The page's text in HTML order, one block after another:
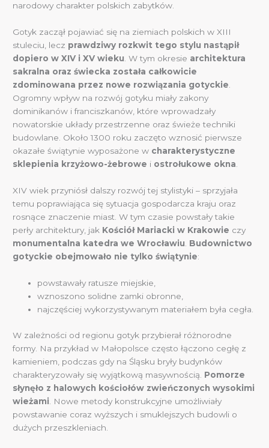
narodowy charakter polskich zabytków.
Gotyk zaczął pojawiać się na ziemiach polskich w XIII
stuleciu, lecz prawdziwy rozkwit tego stylu nastąpił
dopiero w XIV i XV wieku. W tym okresie architektura
sakralna oraz świecka została całkowicie
zdominowana przez nowe rozwiązania gotyckie.
Ogromny wpływ na rozwój gotyku miały zakony
dominikanów i franciszkanów, które wprowadzały
nowatorskie układy przestrzenne oraz świeże techniki
budowlane. Około 1300 roku zaczęto wznosić pierwsze
okazałe świątynie wyposażone w charakterystyczne
sklepienia krzyżowo-żebrowe i ostrołukowe okna.
XIV wiek przyniósł dalszy rozwój tej stylistyki – sprzyjała
temu poprawiająca się sytuacja gospodarcza kraju oraz
rosnące znaczenie miast. W tym czasie powstały takie
perły architektury, jak Kościół Mariacki w Krakowie czy
monumentalna katedra we Wrocławiu Budownictwo
gotyckie obejmowało nie tylko świątynie:
powstawały ratusze miejskie,
wznoszono solidne zamki obronne,
najczęściej wykorzystywanym materiałem była cegła.
W zależności od regionu gotyk przybierał różnorodne
formy. Na przykład w Małopolsce często łączono cegłę z
kamieniem, podczas gdy na Śląsku bryły budynków
charakteryzowały się wyjątkową masywnością. Pomorze
słynęło z halowych kościołów zwieńczonych wysokimi
wieżami . Nowe metody konstrukcyjne umożliwiały
powstawanie coraz wyższych i smuklejszych budowli o
dużych przeszkleniach.